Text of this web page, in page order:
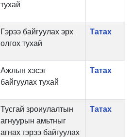
тухай
Гэрээ байгуулах эрх
олгох тухай
Татах
Ажлын хэсэг
байгуулах тухай
Татах
Тусгай зроиулалтын
агнуурын амьтныг
агнах гэрээ байгуулах
Татах